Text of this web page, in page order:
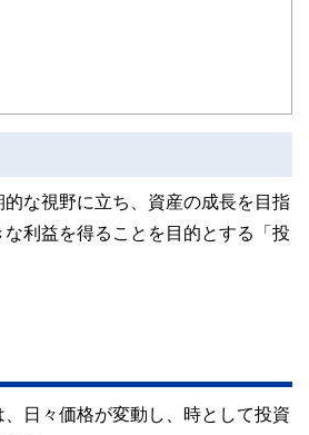
fp.com/
的な視野に立ち、資産の成長を目指
利益を得ることを目的とする「投
日々価格が変動し、時として投資